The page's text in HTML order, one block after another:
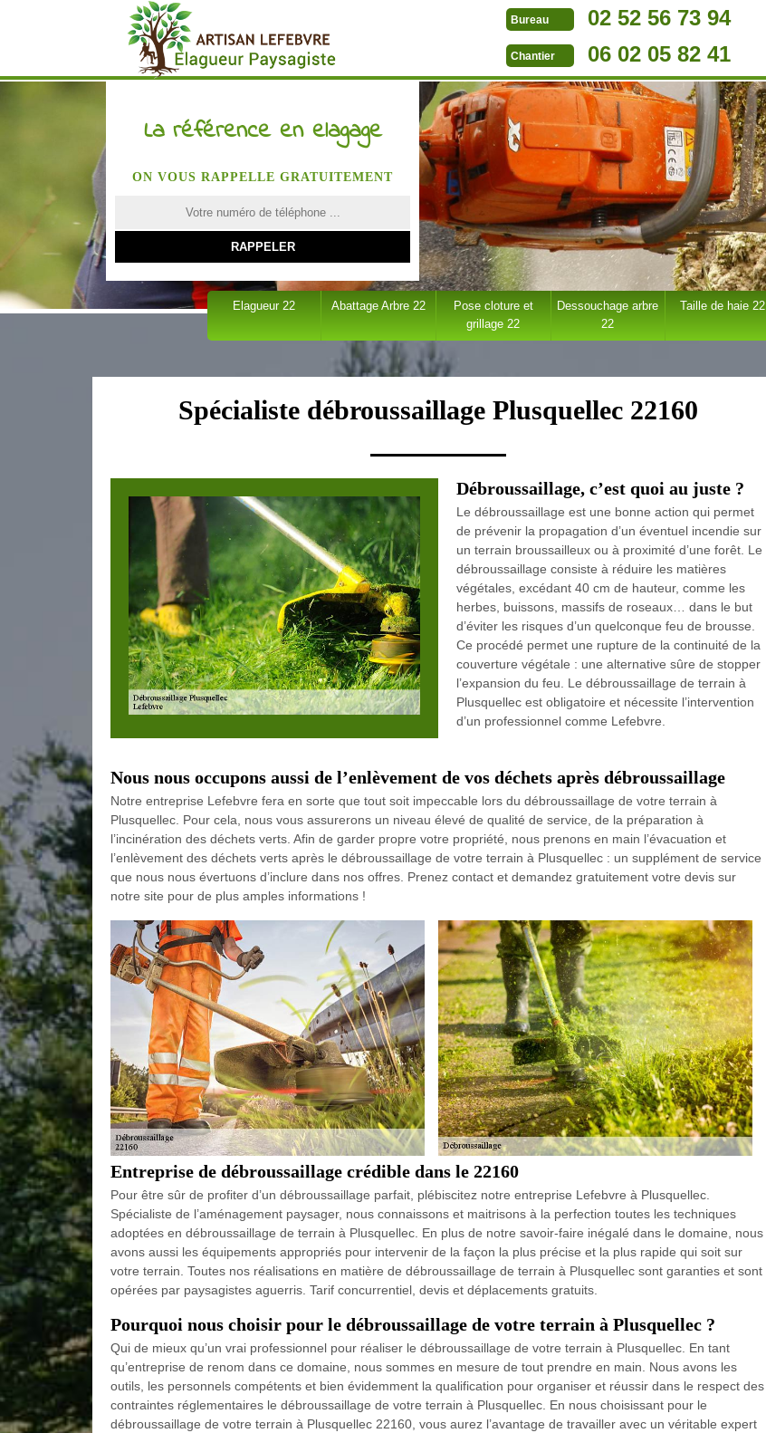
Bureau 02 52 56 73 94
Chantier 06 02 05 82 41
La référence en elagage
ON VOUS RAPPELLE GRATUITEMENT
Elagueur 22 Abattage Arbre 22
Pose cloture et
grillage 22
Dessouchage arbre
22
Taille de haie 22
Spécialiste débroussaillage Plusquellec 22160
Débroussaillage, c’est quoi au juste ?
Le débroussaillage est une bonne action qui permet
de prévenir la propagation d’un éventuel incendie sur
un terrain broussailleux ou à proximité d’une forêt. Le
débroussaillage consiste à réduire les matières
végétales, excédant 40 cm de hauteur, comme les
herbes, buissons, massifs de roseaux… dans le but
d’éviter les risques d’un quelconque feu de brousse.
Ce procédé permet une rupture de la continuité de la
couverture végétale : une alternative sûre de stopper
l’expansion du feu. Le débroussaillage de terrain à
Plusquellec est obligatoire et nécessite l’intervention
d’un professionnel comme Lefebvre.
Nous nous occupons aussi de l’enlèvement de vos déchets après débroussaillage
Notre entreprise Lefebvre fera en sorte que tout soit impeccable lors du débroussaillage de votre terrain à
Plusquellec. Pour cela, nous vous assurerons un niveau élevé de qualité de service, de la préparation à
l’incinération des déchets verts. Afin de garder propre votre propriété, nous prenons en main l’évacuation et
l’enlèvement des déchets verts après le débroussaillage de votre terrain à Plusquellec : un supplément de service
que nous nous évertuons d’inclure dans nos offres. Prenez contact et demandez gratuitement votre devis sur
notre site pour de plus amples informations !
Entreprise de débroussaillage crédible dans le 22160
Pour être sûr de profiter d’un débroussaillage parfait, plébiscitez notre entreprise Lefebvre à Plusquellec.
Spécialiste de l’aménagement paysager, nous connaissons et maitrisons à la perfection toutes les techniques
adoptées en débroussaillage de terrain à Plusquellec. En plus de notre savoir-faire inégalé dans le domaine, nous
avons aussi les équipements appropriés pour intervenir de la façon la plus précise et la plus rapide qui soit sur
votre terrain. Toutes nos réalisations en matière de débroussaillage de terrain à Plusquellec sont garanties et sont
opérées par paysagistes aguerris. Tarif concurrentiel, devis et déplacements gratuits.
Pourquoi nous choisir pour le débroussaillage de votre terrain à Plusquellec ?
Qui de mieux qu’un vrai professionnel pour réaliser le débroussaillage de votre terrain à Plusquellec. En tant
qu’entreprise de renom dans ce domaine, nous sommes en mesure de tout prendre en main. Nous avons les
outils, les personnels compétents et bien évidemment la qualification pour organiser et réussir dans le respect des
contraintes réglementaires le débroussaillage de votre terrain à Plusquellec. En nous choisissant pour le
débroussaillage de votre terrain à Plusquellec 22160, vous aurez l’avantage de travailler avec un véritable expert